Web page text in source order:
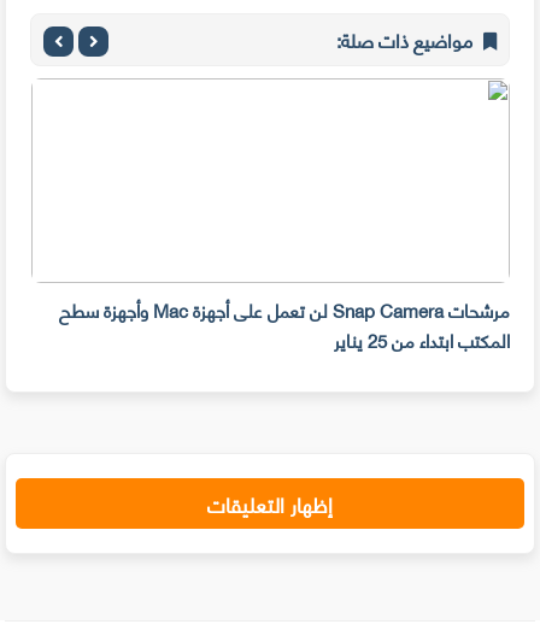
مواضيع ذات صلة:
مرشحات Snap Camera لن تعمل على أجهزة Mac وأجهزة سطح
المكتب ابتداء من 25 يناير
إظهار التعليقات